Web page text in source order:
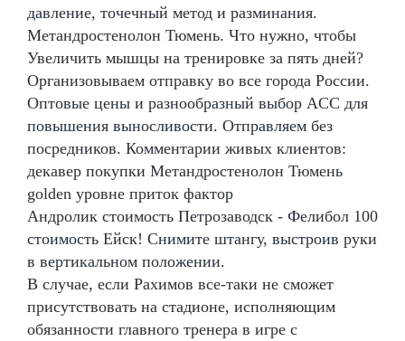
давление, точечный метод и разминания.
Метандростенолон Тюмень. Что нужно, чтобы
Увеличить мышцы на тренировке за пять дней?
Организовываем отправку во все города России.
Оптовые цены и разнообразный выбор ACC для
повышения выносливости. Отправляем без
посредников. Комментарии живых клиентов:
декавер покупки Метандростенолон Тюмень
golden уровне приток фактор
Андролик стоимость Петрозаводск - Фелибол 100
стоимость Ейск! Снимите штангу, выстроив руки
в вертикальном положении.
В случае, если Рахимов все-таки не сможет
присутствовать на стадионе, исполняющим
обязанности главного тренера в игре с